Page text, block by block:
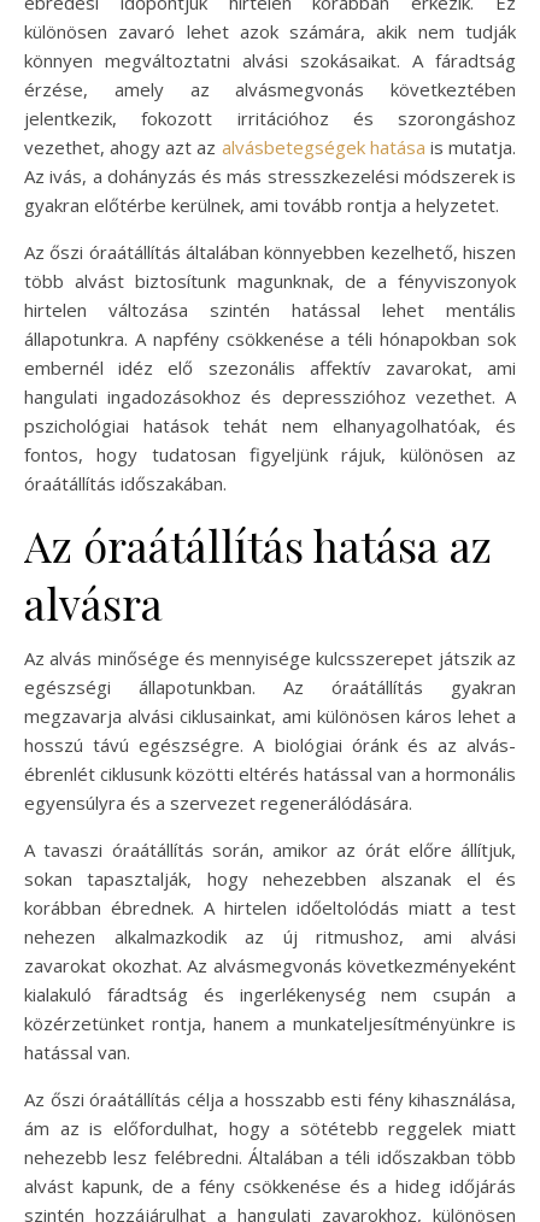
különösen zavaró lehet azok számára, akik nem tudják
könnyen megváltoztatni alvási szokásaikat. A fáradtság
érzése, amely az alvásmegvonás következtében
jelentkezik, fokozott irritációhoz és szorongáshoz
vezethet, ahogy azt az alvásbetegségek hatása is mutatja.
Az ivás, a dohányzás és más stresszkezelési módszerek is
gyakran előtérbe kerülnek, ami tovább rontja a helyzetet.
Az őszi óraátállítás általában könnyebben kezelhető, hiszen
több alvást biztosítunk magunknak, de a fényviszonyok
hirtelen változása szintén hatással lehet mentális
állapotunkra. A napfény csökkenése a téli hónapokban sok
embernél idéz elő szezonális affektív zavarokat, ami
hangulati ingadozásokhoz és depresszióhoz vezethet. A
pszichológiai hatások tehát nem elhanyagolhatóak, és
fontos, hogy tudatosan figyeljünk rájuk, különösen az
óraátállítás időszakában.
Az óraátállítás hatása az
alvásra
Az alvás minősége és mennyisége kulcsszerepet játszik az
egészségi állapotunkban. Az óraátállítás gyakran
megzavarja alvási ciklusainkat, ami különösen káros lehet a
hosszú távú egészségre. A biológiai óránk és az alvás-
ébrenlét ciklusunk közötti eltérés hatással van a hormonális
egyensúlyra és a szervezet regenerálódására.
A tavaszi óraátállítás során, amikor az órát előre állítjuk,
sokan tapasztalják, hogy nehezebben alszanak el és
korábban ébrednek. A hirtelen időeltolódás miatt a test
nehezen alkalmazkodik az új ritmushoz, ami alvási
zavarokat okozhat. Az alvásmegvonás következményeként
kialakuló fáradtság és ingerlékenység nem csupán a
közérzetünket rontja, hanem a munkateljesítményünkre is
hatással van.
Az őszi óraátállítás célja a hosszabb esti fény kihasználása,
ám az is előfordulhat, hogy a sötétebb reggelek miatt
nehezebb lesz felébredni. Általában a téli időszakban több
alvást kapunk, de a fény csökkenése és a hideg időjárás
szintén hozzájárulhat a hangulati zavarokhoz, különösen